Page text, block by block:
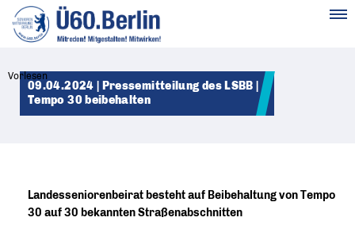
Vorlesen
09.04.2024 | Pressemitteilung des LSBB |
Tempo 30 beibehalten
Landesseniorenbeirat besteht auf Beibehaltung von Tempo
30 auf 30 bekannten Straßenabschnitten